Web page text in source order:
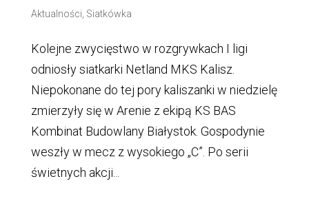
Aktualności Siatkówka
Kolejne zwycięstwo w rozgrywkach I ligi
odniosły siatkarki Netland MKS Kalisz.
Niepokonane do tej pory kaliszanki w niedzielę
zmierzyły się w Arenie z ekipą KS BAS
Kombinat Budowlany Białystok. Gospodynie
weszły w mecz z wysokiego „C”. Po serii
świetnych akcji...